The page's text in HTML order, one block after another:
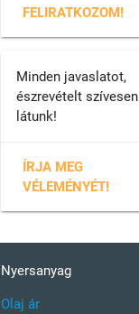
FELIRATKOZOM!
Minden javaslatot,
észrevételt szívesen
látunk!
ÍRJA MEG
VÉLEMÉNYÉT!
Nyersanyag
Olaj ár